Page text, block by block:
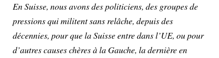
En Suisse, nous avons des politiciens, des groupes de
pressions qui militent sans relâche, depuis des
décennies, pour que la Suisse entre dans l’UE, ou pour
d’autres causes chères à la Gauche, la dernière en